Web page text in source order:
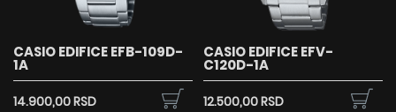
CASIO EDIFICE EFB-109D-
1A
14.900,00 RSD
CASIO EDIFICE EFV-
C120D-1A
12.500,00 RSD